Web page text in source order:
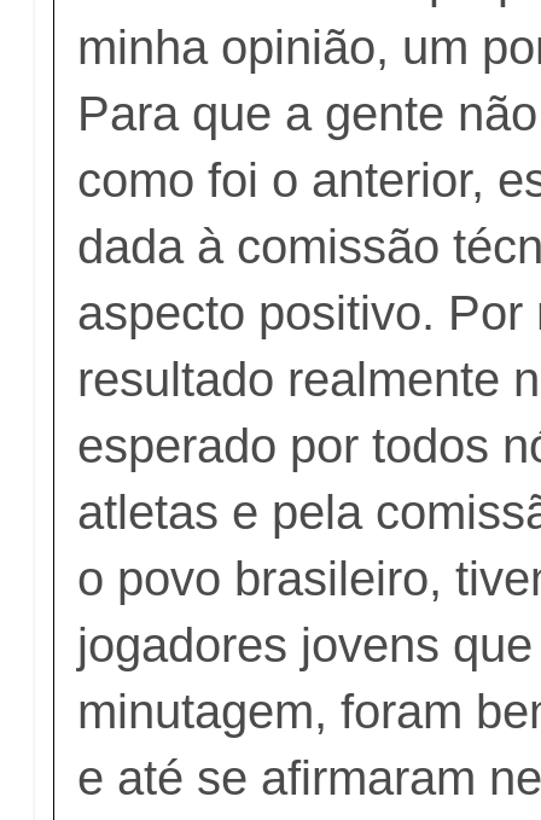
minha opinião, um
Para que a gente
como foi o anterior,
dada à comissão
aspecto positivo. Por
resultado realmente
esperado por todos
atletas e pela
o povo brasileiro,
jogadores jovens
minutagem, foram
e até se afirmaram